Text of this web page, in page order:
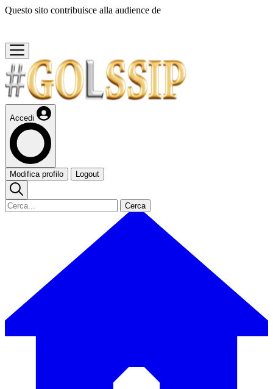
Questo sito contribuisce alla audience de
Accedi
Modifica profilo Logout
Cerca